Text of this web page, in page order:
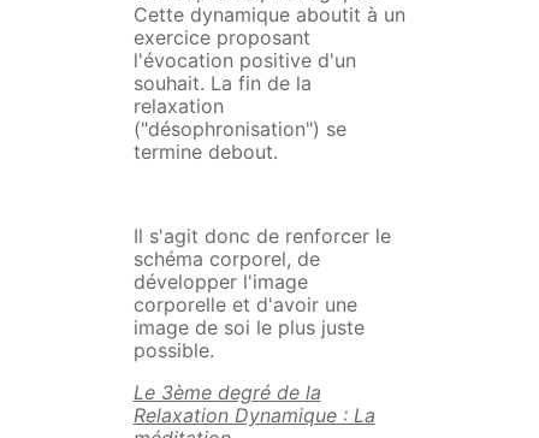
Cette dynamique aboutit à un
exercice proposant
l'évocation positive d'un
souhait. La fin de la
relaxation
("désophronisation") se
termine debout.
Il s'agit donc de renforcer le
schéma corporel, de
développer l'image
corporelle et d'avoir une
image de soi le plus juste
possible.
Le 3ème degré de la
Relaxation Dynamique : La